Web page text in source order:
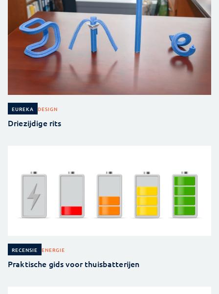
EUREKA DESIGN
Driezijdige rits
RECENSIE ENERGIE
Praktische gids voor thuisbatterijen